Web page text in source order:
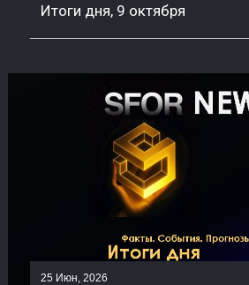
Итоги дня, 9 октября
25 Июн, 2026